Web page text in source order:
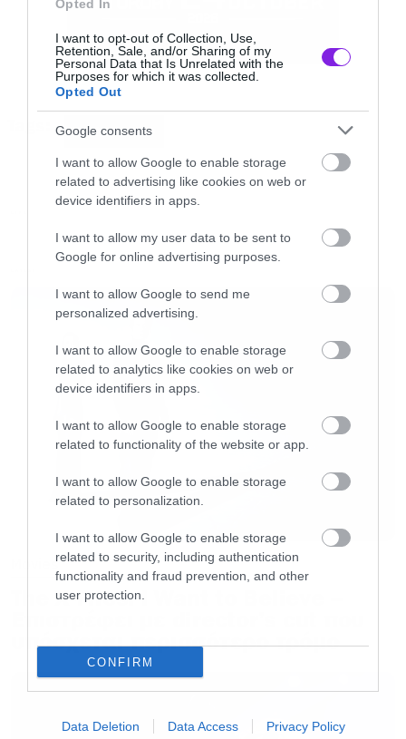
Opted In
I want to opt-out of Collection, Use,
Retention, Sale, and/or Sharing of my
Personal Data that Is Unrelated with the
Purposes for which it was collected.
Opted Out
Google consents
I want to allow Google to enable storage
related to advertising like cookies on web or
device identifiers in apps.
I want to allow my user data to be sent to
Google for online advertising purposes.
I want to allow Google to send me
personalized advertising.
I want to allow Google to enable storage
related to analytics like cookies on web or
device identifiers in apps.
I want to allow Google to enable storage
related to functionality of the website or app.
I want to allow Google to enable storage
related to personalization.
I want to allow Google to enable storage
related to security, including authentication
functionality and fraud prevention, and other
user protection.
CONFIRM
Data Deletion Data Access Privacy Policy
Όπως ανακοινώθηκε στη συνέχεια, όλα τα τεστ
βγήκαν αρνητικά, ενώ η Disneyland θα
παραμείνει κλειστή για το κοινό μέχρι και την
Τετάρτη μέχρι να γίνει απολύμανση σε όλους
τους χώρους.
Η Κίνα εφαρμόζει τη λεγόμενη Covid Zero
πολιτική και σε αντίθεση με άλλες χώρες,
παραμένει απομονωμένη με στόχο να εξαλείψει
εντελώς τον κορωνοϊό, ενώ το ποσοστό του
πληθυσμού που έχει εμβολιαστεί ξεπερνά το
Η Disneyland στη Σανγκάι είναι η δεύτερη
μεγαλύτερη στον κόσμο και άνοιξε τις πύλες
ξανά για το κοινό τον Μάιο.
DISNEYLAND
Movies
The X-Files: I Want to Believe –
υπόσχεται περισσότερο τρόμο